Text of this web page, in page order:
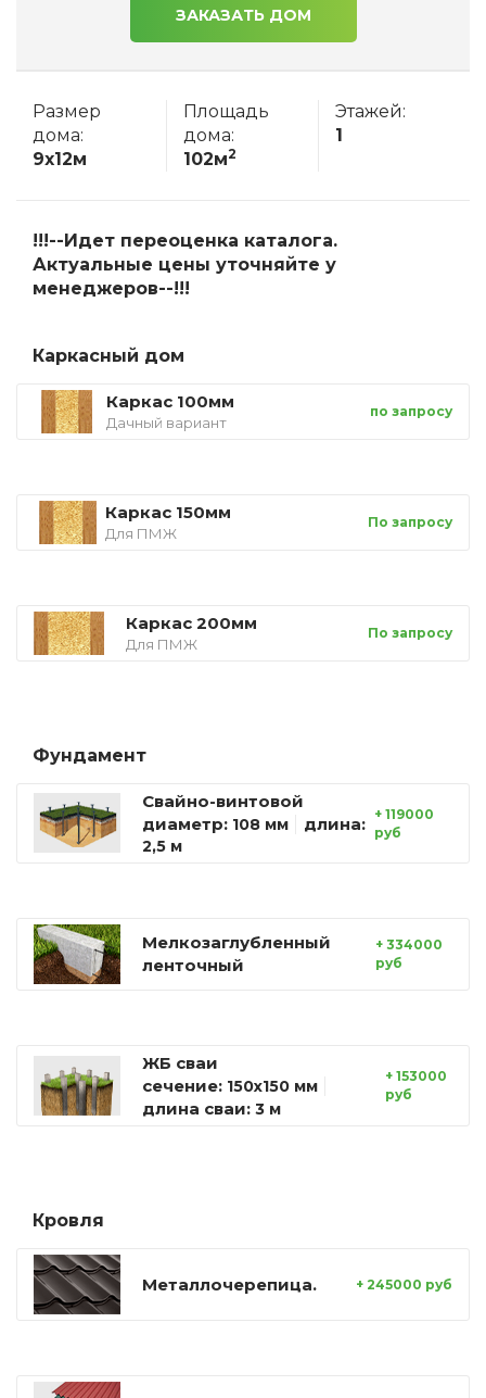
ЗАКАЗАТЬ ДОМ
Размер
дома:
9x12м
Площадь
дома:
102м2
Этажей:
1
!!!--Идет переоценка каталога.
Актуальные цены уточняйте у
менеджеров--!!!
Каркасный дом
Каркас 100мм
Дачный вариант
по запросу
Каркас 150мм
Для ПМЖ
По запросу
Каркас 200мм
Для ПМЖ
По запросу
Фундамент
Свайно-винтовой
диаметр: 108 мм длина:
2,5 м
+ 119000
руб
Мелкозаглубленный
ленточный
+ 334000
руб
ЖБ сваи
сечение: 150х150 мм
длина сваи: 3 м
+ 153000
руб
Кровля
Металлочерепица. + 245000 руб